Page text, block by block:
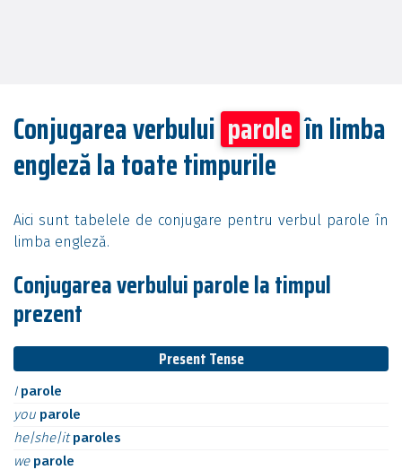
Conjugarea verbului parole în limba
engleză la toate timpurile
Aici sunt tabelele de conjugare pentru verbul parole în
limba engleză.
Conjugarea verbului parole la timpul
prezent
Present Tense
I parole
you parole
he|she|itparoles
we parole